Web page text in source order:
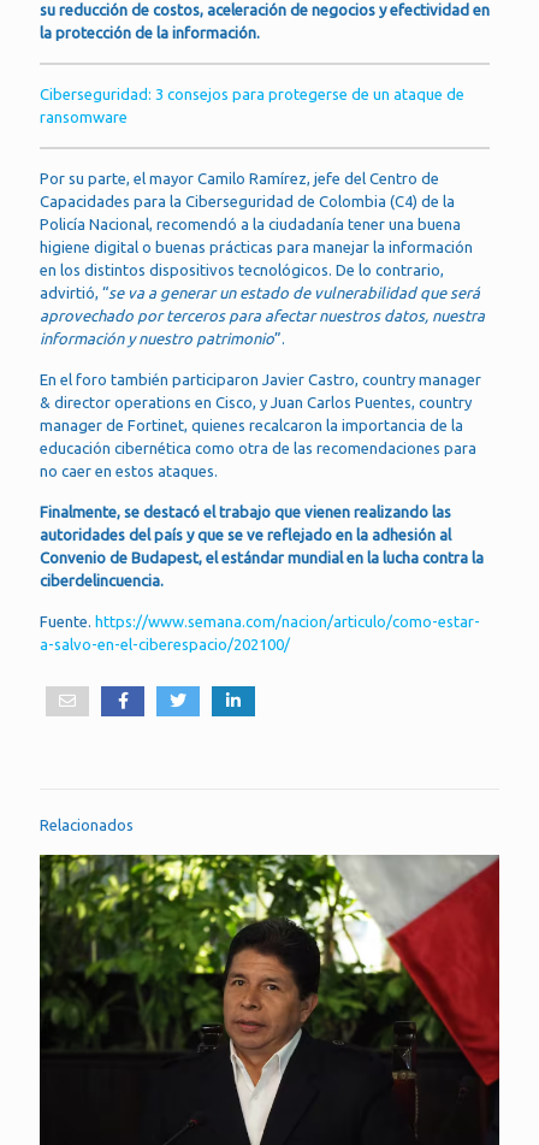
su reducción de costos, aceleración de negocios y efectividad en
la protección de la información.
Ciberseguridad: 3 consejos para protegerse de un ataque de
ransomware
Por su parte, el mayor Camilo Ramírez, jefe del Centro de
Capacidades para la Ciberseguridad de Colombia (C4) de la
Policía Nacional, recomendó a la ciudadanía tener una buena
higiene digital o buenas prácticas para manejar la información
en los distintos dispositivos tecnológicos. De lo contrario,
advirtió, “se va a generar un estado de vulnerabilidad que será
aprovechado por terceros para afectar nuestros datos, nuestra
información y nuestro patrimonio”.
En el foro también participaron Javier Castro, country manager
& director operations en Cisco, y Juan Carlos Puentes, country
manager de Fortinet, quienes recalcaron la importancia de la
educación cibernética como otra de las recomendaciones para
no caer en estos ataques.
Finalmente, se destacó el trabajo que vienen realizando las
autoridades del país y que se ve reflejado en la adhesión al
Convenio de Budapest, el estándar mundial en la lucha contra la
ciberdelincuencia.
Fuente. https://www.semana.com/nacion/articulo/como-estar-
a-salvo-en-el-ciberespacio/202100/
Relacionados